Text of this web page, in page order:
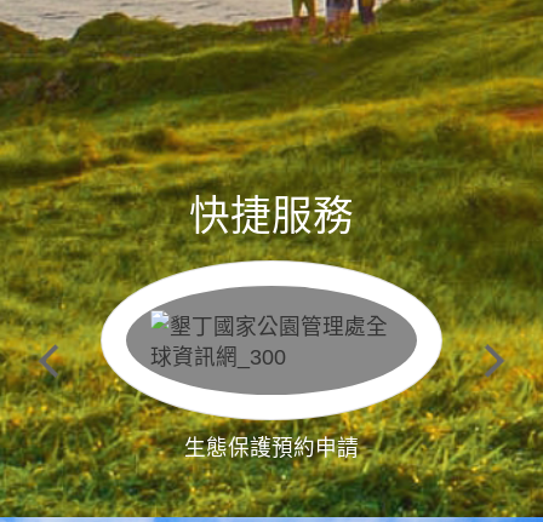
快捷服務
生態保護預約申請